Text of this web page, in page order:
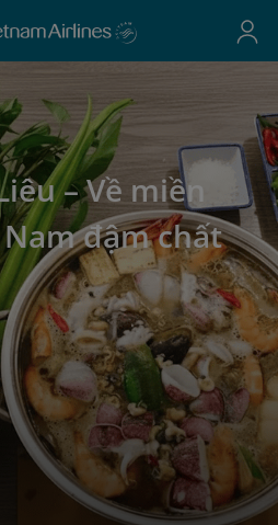
– Về miền
đậm chất